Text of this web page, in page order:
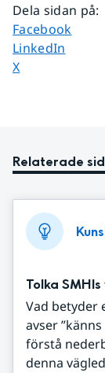
Dela sidan på:
Dela sidan på
Facebook
Dela sidan på
LinkedIn
Dela sidan på
X
Relaterade
Tolka
Vad betyder
avser
förstå
denna